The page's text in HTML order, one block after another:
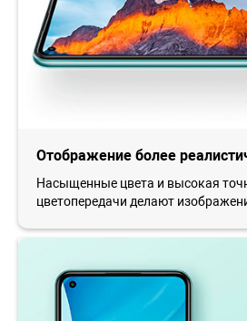
Отображение более
Насыщенные цвета и высокая
цветопередачи делают